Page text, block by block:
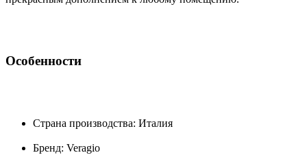
Особенности
Страна производства: Италия
Бренд: Veragio